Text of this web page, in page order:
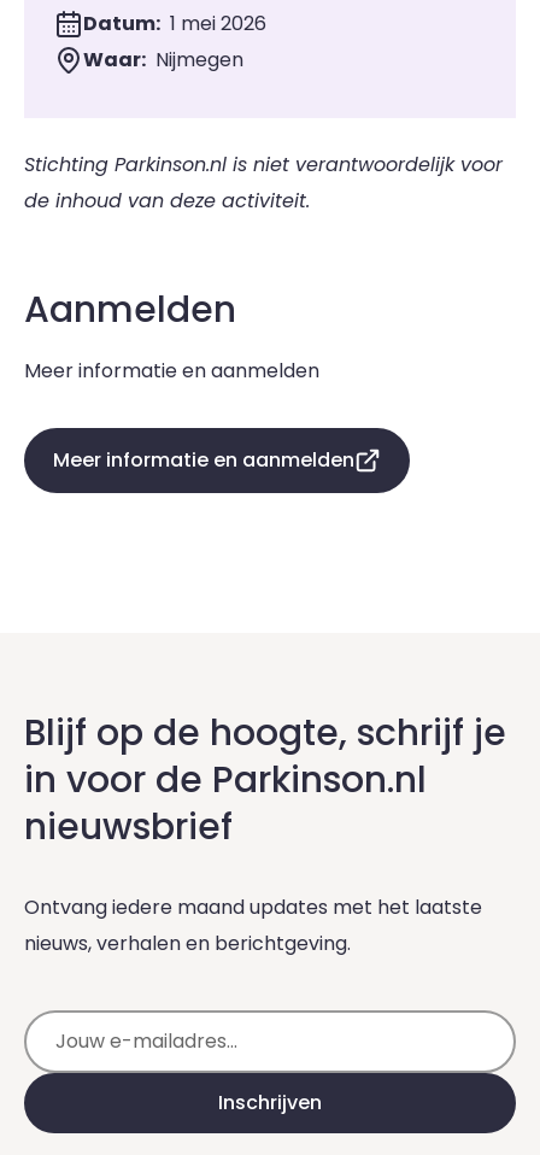
Stichting Parkinson.nl is niet verantwoordelijk voor
de inhoud van deze activiteit.
Aanmelden
Meer informatie en aanmelden
Meer informatie en aanmelden
Datum: 1 mei 2026
Waar: Nijmegen
Blijf op de hoogte, schrijf je
in voor de Parkinson.nl
nieuwsbrief
Ontvang iedere maand updates met het laatste
nieuws, verhalen en berichtgeving.
E-mailadres
Inschrijven